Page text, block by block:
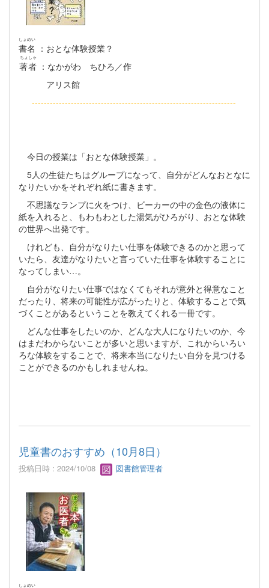
書名
しょめい
：おとな体験授業？
著者
ちょしゃ
：なかがわ ちひろ／作
アリス館
--------------------------------------------------------------------
今日の授業は「おとな体験授業」。
5人の生徒たちはグループになって、自分がどんなおとなに
なりたいかをそれぞれ紙に書きます。
不思議なランプに火をつけ、ビーカーの中の金色の液体に
紙を入れると、もわもわとした湯気がひろがり、おとな体験
の世界へ出発です。
けれども、自分がなりたい仕事を体験できるのかと思って
いたら、友達がなりたいと言っていた仕事を体験することに
なってしまい…。
自分がなりたい仕事ではなくてもそれが意外と得意なこと
だったり、将来の可能性が広がったりと、体験することで気
づくことがあるということを教えてくれる一冊です。
どんな仕事をしたいのか、どんな大人になりたいのか、今
はまだわからないことが多いと思いますが、これからいろい
ろな体験をすることで、将来本当になりたい自分を見つける
ことができるのかもしれませんね。
児童書のおすすめ（10月8日）
投稿日時 : 2024/10/08 図書館管理者
しょめい